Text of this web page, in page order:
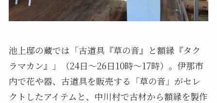
池上邸の蔵では「古道具『草の音』と額縁『タク
ラマカン』」（24日～26日10時～17時）。伊那市
内で花や器、古道具を販売する「草の音」がセレ
クトしたアイテムと、中川村で古材から額縁を製作